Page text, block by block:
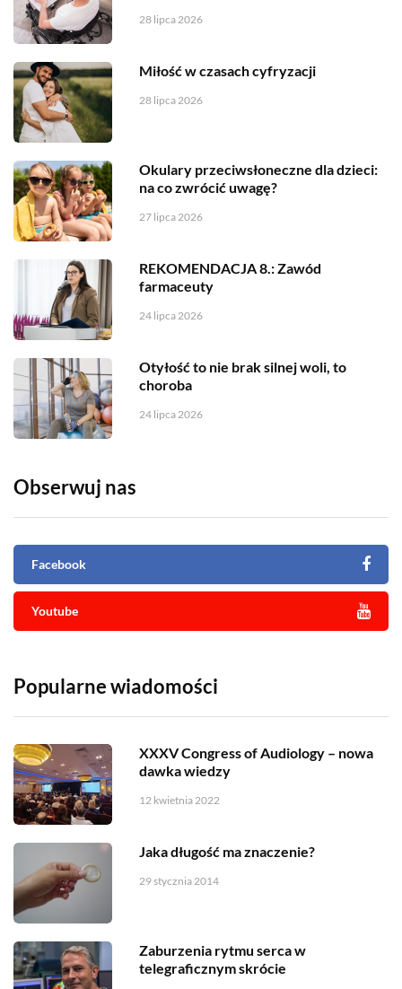
28 lipca 2026
Miłość w czasach cyfryzacji
28 lipca 2026
Okulary przeciwsłoneczne dla dzieci:
na co zwrócić uwagę?
27 lipca 2026
REKOMENDACJA 8.: Zawód
farmaceuty
24 lipca 2026
Otyłość to nie brak silnej woli, to
choroba
24 lipca 2026
Obserwuj nas
Facebook
Youtube
Popularne wiadomości
XXXV Congress of Audiology – nowa
dawka wiedzy
12 kwietnia 2022
Jaka długość ma znaczenie?
29 stycznia 2014
Zaburzenia rytmu serca w
telegraficznym skrócie